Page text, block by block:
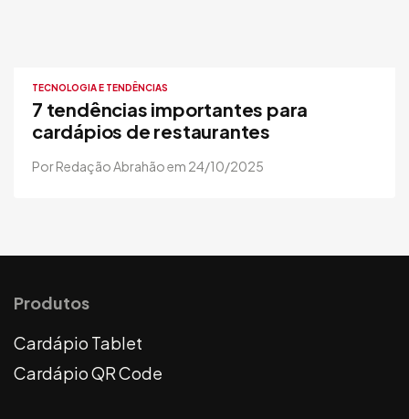
TECNOLOGIA E TENDÊNCIAS
7 tendências importantes para
cardápios de restaurantes
Por Redação Abrahão em 24/10/2025
Produtos
Cardápio Tablet
Cardápio QR Code